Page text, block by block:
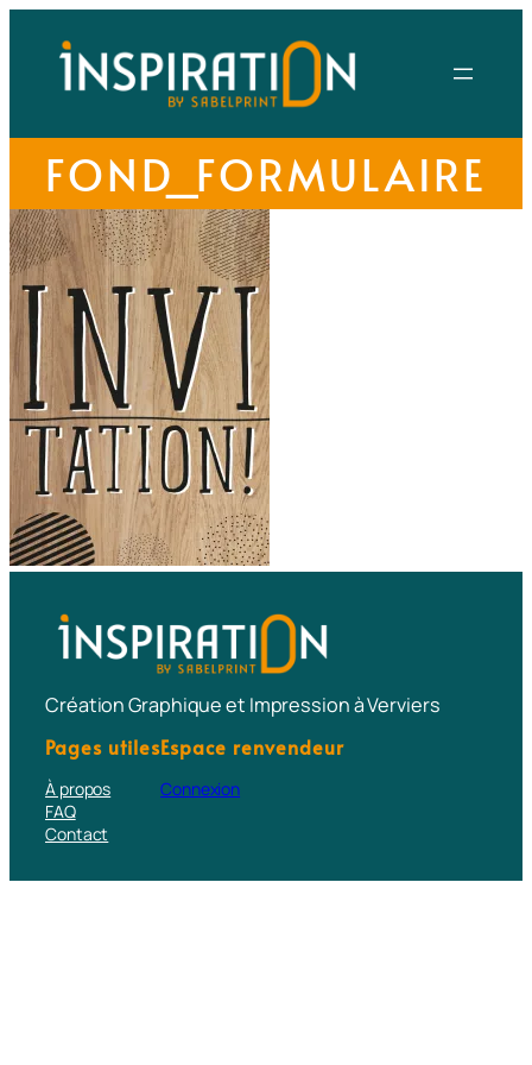
FOND_FORMULAIRE
Création Graphique et Impression à Verviers
Pages utiles
À propos
FAQ
Contact
Espace renvendeur
Connexion